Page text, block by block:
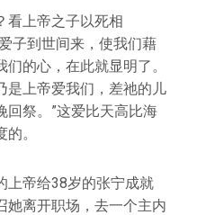
看上帝之子以死相
子到世间来，使我们藉
的心，在此就显明了。
是上帝爱我们，差祂的儿
回祭。”这爱比天高比海
。
上帝给38岁的张宁成就
她离开职场，去一个主内